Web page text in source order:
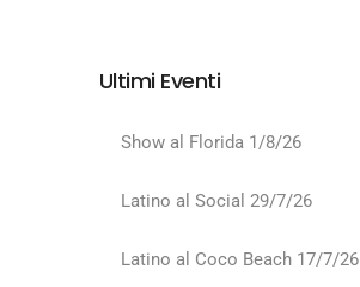
Ultimi Eventi
Show al Florida 1/8/26
Latino al Social 29/7/26
Latino al Coco Beach 17/7/26